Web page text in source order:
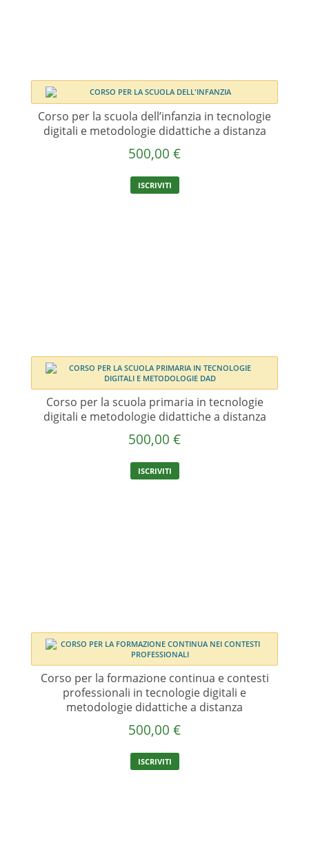
Corso per la scuola dell’infanzia in tecnologie
digitali e metodologie didattiche a distanza
500,00 €
ISCRIVITI
Corso per la scuola primaria in tecnologie
digitali e metodologie didattiche a distanza
500,00 €
ISCRIVITI
Corso per la formazione continua e contesti
professionali in tecnologie digitali e
metodologie didattiche a distanza
500,00 €
ISCRIVITI